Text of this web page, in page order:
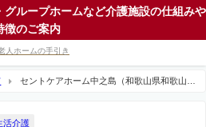
ループホームなど介護施設の仕組みや
徴のご案内
セントケアホーム中之島（和歌山県和歌山
活介護